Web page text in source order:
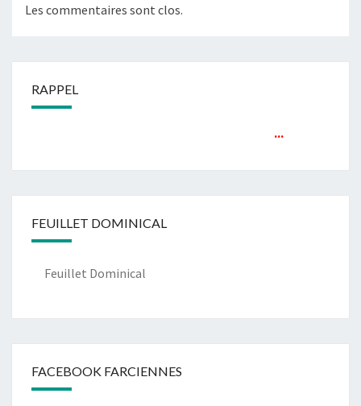
Les commentaires sont clos.
RAPPEL
FEUILLET DOMINICAL
Feuillet Dominical
FACEBOOK FARCIENNES